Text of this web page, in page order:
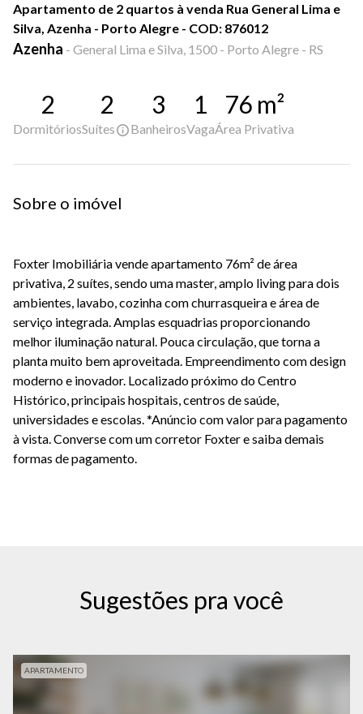
Apartamento de 2 quartos à venda Rua General Lima e
Silva, Azenha - Porto Alegre - COD: 876012
Azenha - General Lima e Silva, 1500 - Porto Alegre - RS
2
Dormitórios
2
Suítes
3
Banheiros
1
Vaga
76 m²
Área Privativa
Sobre o imóvel
Foxter Imobiliária vende apartamento 76m² de área
privativa, 2 suítes, sendo uma master, amplo living para dois
ambientes, lavabo, cozinha com churrasqueira e área de
serviço integrada. Amplas esquadrias proporcionando
melhor iluminação natural. Pouca circulação, que torna a
planta muito bem aproveitada. Empreendimento com design
moderno e inovador. Localizado próximo do Centro
Histórico, principais hospitais, centros de saúde,
universidades e escolas. *Anúncio com valor para pagamento
à vista. Converse com um corretor Foxter e saiba demais
formas de pagamento.
Sugestões pra você
APARTAMENTO